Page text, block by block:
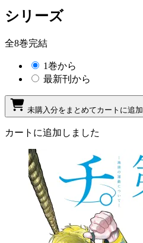
シリーズ
全8巻完結
1巻から
最新刊から
未購入分をまとめてカートに追加
カートに追加しました